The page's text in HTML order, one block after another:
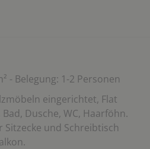
- Belegung: 1-2 Personen
eingerichtet, Flat
Dusche, WC, Haarföhn.
und Schreibtisch